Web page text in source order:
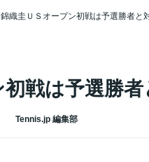
戦は予選勝者
Tennis.jp 編集部
錦織圭ＵＳオープン初戦は予選勝者と